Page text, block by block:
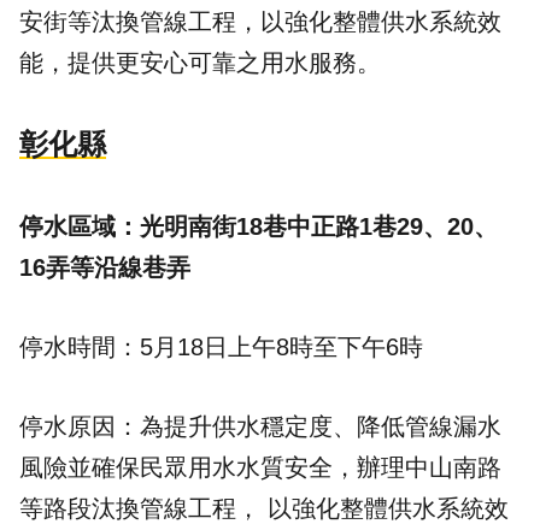
安街等汰換管線工程，以強化整體供水系統效
能，提供更安心可靠之用水服務。
彰化縣
停水區域：光明南街18巷中正路1巷29、20、
16弄等沿線巷弄
停水時間：5月18日上午8時至下午6時
停水原因：為提升供水穩定度、降低管線漏水
風險並確保民眾用水水質安全，辦理中山南路
等路段汰換管線工程， 以強化整體供水系統效